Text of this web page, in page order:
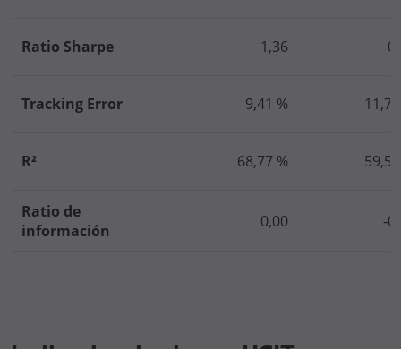
Ratio Sharpe 1,36
Tracking Error 9,41 %
R² 68,77 %
Ratio de
información
0,00 -